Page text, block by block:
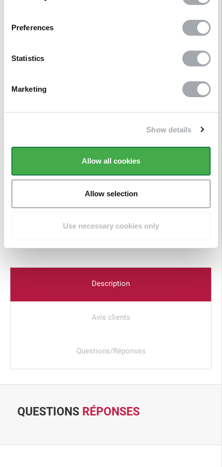
Preferences
Statistics
Marketing
Show details
Allow all cookies
Allow selection
Use necessary cookies only
Description
Avis clients
Questions/Réponses
QUESTIONS RÉPONSES